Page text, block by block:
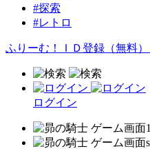
#探索
#レトロ
ふりーむ！ＩＤ登録（無料）
ログイン